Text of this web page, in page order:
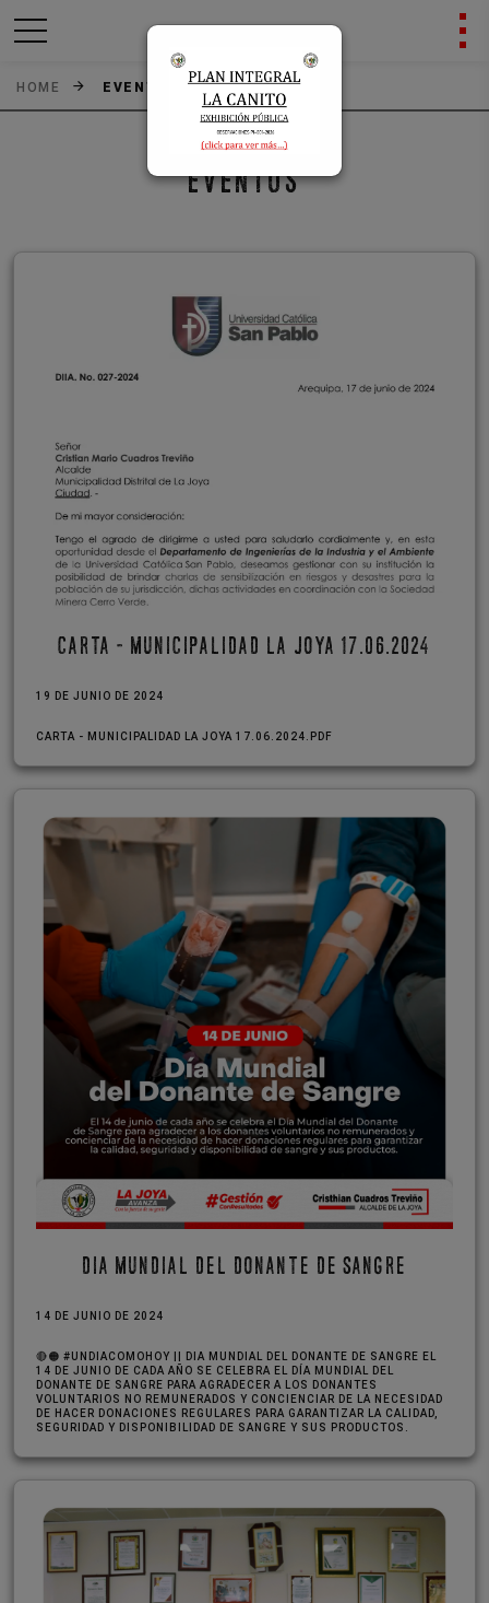
Previous
HOME EVENTOS
EVENTOS
CARTA - MUNICIPALIDAD LA JOYA 17.06.2024
19 DE JUNIO DE 2024
CARTA - MUNICIPALIDAD LA JOYA 17.06.2024.PDF
DIA MUNDIAL DEL DONANTE DE SANGRE
14 DE JUNIO DE 2024
🔴🟠 #UNDIACOMOHOY || DIA MUNDIAL DEL DONANTE DE SANGRE EL
14 DE JUNIO DE CADA AÑO SE CELEBRA EL DÍA MUNDIAL DEL
DONANTE DE SANGRE PARA AGRADECER A LOS DONANTES
VOLUNTARIOS NO REMUNERADOS Y CONCIENCIAR DE LA NECESIDAD
DE HACER DONACIONES REGULARES PARA GARANTIZAR LA CALIDAD,
SEGURIDAD Y DISPONIBILIDAD DE SANGRE Y SUS PRODUCTOS.